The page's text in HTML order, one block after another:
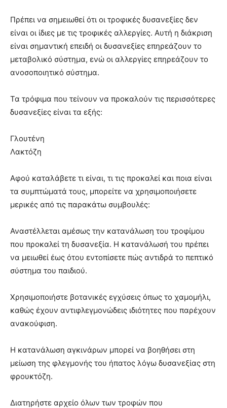
Πρέπει να σημειωθεί ότι οι τροφικές δυσανεξίες δεν
είναι οι ίδιες με τις τροφικές αλλεργίες. Αυτή η διάκριση
είναι σημαντική επειδή οι δυσανεξίες επηρεάζουν το
μεταβολικό σύστημα, ενώ οι αλλεργίες επηρεάζουν το
ανοσοποιητικό σύστημα.
Τα τρόφιμα που τείνουν να προκαλούν τις περισσότερες
δυσανεξίες είναι τα εξής:
Γλουτένη
Λακτόζη
Αφού καταλάβετε τι είναι, τι τις προκαλεί και ποια είναι
τα συμπτώματά τους, μπορείτε να χρησιμοποιήσετε
μερικές από τις παρακάτω συμβουλές:
Αναστέλλεται αμέσως την κατανάλωση του τροφίμου
που προκαλεί τη δυσανεξία. Η κατανάλωσή του πρέπει
να μειωθεί έως ότου εντοπίσετε πώς αντιδρά το πεπτικό
σύστημα του παιδιού.
Χρησιμοποιήστε βοτανικές εγχύσεις όπως το χαμομήλι,
καθώς έχουν αντιφλεγμονώδεις ιδιότητες που παρέχουν
ανακούφιση.
Η κατανάλωση αγκινάρων μπορεί να βοηθήσει στη
μείωση της φλεγμονής του ήπατος λόγω δυσανεξίας στη
φρουκτόζη.
Διατηρήστε αρχείο όλων των τροφών που